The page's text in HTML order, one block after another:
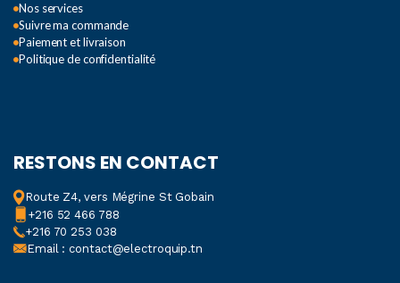
Nos services
Suivre ma commande
Paiement et livraison
Politique de confidentialité
RESTONS EN CONTACT
Route Z4, vers Mégrine St Gobain
+216 52 466 788
+216 70 253 038
Email : contact@electroquip.tn